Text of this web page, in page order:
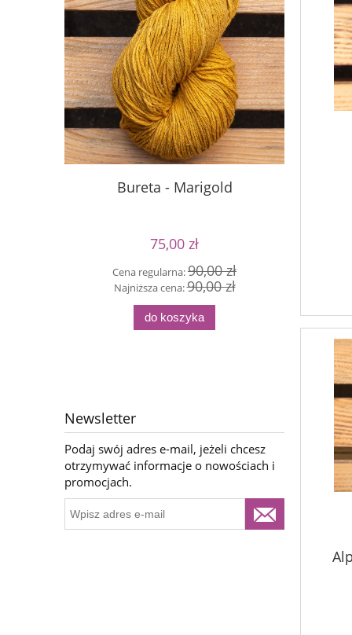
Bureta - Marigold
75,00 zł
Cena regularna:90,00 zł
Najniższa cena:90,00 zł
do koszyka
Newsletter
Podaj swój adres e-mail, jeżeli chcesz
otrzymywać informacje o nowościach i
promocjach.